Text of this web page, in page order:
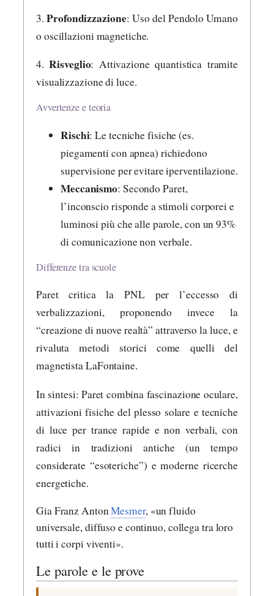
3.Profondizzazione: Uso del Pendolo Umano
o oscillazioni magnetiche.
4.Risveglio: Attivazione quantistica tramite
visualizzazione di luce.
Avvertenze e teoria
Rischi: Le tecniche fisiche (es.
piegamenti con apnea) richiedono
supervisione per evitare iperventilazione.
Meccanismo: Secondo Paret,
l’inconscio risponde a stimoli corporei e
luminosi più che alle parole, con un 93%
di comunicazione non verbale.
Differenze tra scuole
Paret critica la PNL per l’eccesso di
verbalizzazioni, proponendo invece la
“creazione di nuove realtà” attraverso la luce, e
rivaluta metodi storici come quelli del
magnetista LaFontaine.
In sintesi: Paret combina fascinazione oculare,
attivazioni fisiche del plesso solare e tecniche
di luce per trance rapide e non verbali, con
radici in tradizioni antiche (un tempo
considerate “esoteriche”) e moderne ricerche
energetiche.
Gia Franz AntonMesmer, «un fluido
universale, diffuso e continuo, collega tra loro
tutti i corpi viventi».
Le parole e le prove